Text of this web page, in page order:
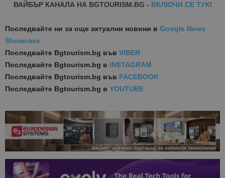
ВАЙБЪР КАНАЛА НА BGTOURISM.BG - ВКЛЮЧИ СЕ ТУК!
Последвайте ни за още актуални новини в Google News
Showcase
Последвайте Bgtourism.bg във VIBER
Последвайте Bgtourism.bg в INSTAGRAM
Последвайте Bgtourism.bg във FACEBOOK
Последвайте Bgtourism.bg в YOUTUBE